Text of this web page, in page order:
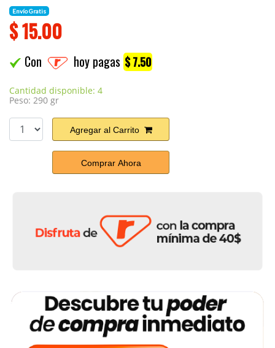
Envío Gratis
$15.00
Con hoy pagas $ 7.50
Cantidad disponible: 4
Peso: 290 gr
Agregar al Carrito
Comprar Ahora